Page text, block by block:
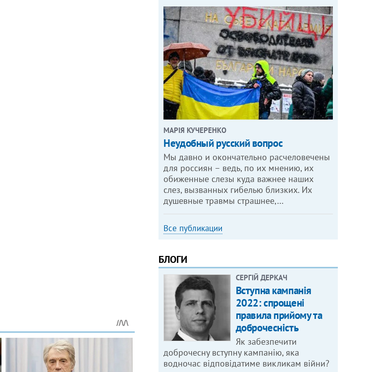
МАРІЯ КУЧЕРЕНКО
​Неудобный русский вопрос
Мы давно и окончательно расчеловечены
для россиян – ведь, по их мнению, их
обиженные слезы куда важнее наших
слез, вызванных гибелью близких. Их
душевные травмы страшнее,…
Все публикации
БЛОГИ
СЕРГІЙ ДЕРКАЧ
Вступна кампанія
2022: спрощені
правила прийому та
доброчесність
Як забезпечити
доброчесну вступну кампанію, яка
водночас відповідатиме викликам війни?